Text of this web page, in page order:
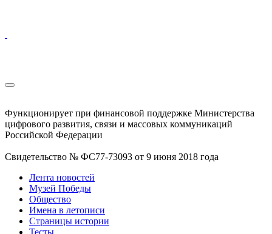
Функционирует при финансовой поддержке Министерства
цифрового развития, связи и массовых коммуникаций
Российской Федерации
Свидетельство № ФС77-73093 от 9 июня 2018 года
Лента новостей
Музей Победы
Общество
Имена в летописи
Страницы истории
Тесты